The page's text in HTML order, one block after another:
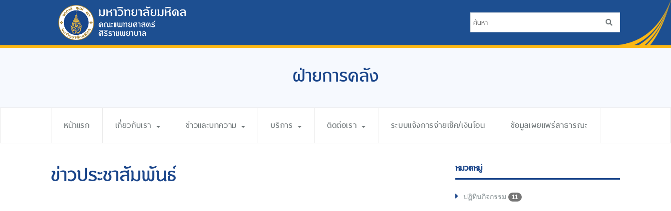
ฝ่ายการคลัง
หน้าแรก เกี่ยวกับเรา ข่าวและบทความ บริการ ติดต่อเรา ระบบแจ้งการจ่ายเช็ค/เงินโอน ข้อมูลเผยแพร่สาธารณะ
ข่าวประชาสัมพันธ์ หมวดหมู่
ปฏิทินกิจกรรม 11